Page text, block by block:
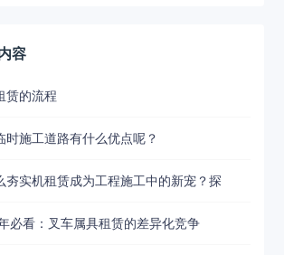
容
赁的流程
时施工道路有什么优点呢？
夯实机租赁成为工程施工中的新宠？探
必看：叉车属具租赁的差异化竞争